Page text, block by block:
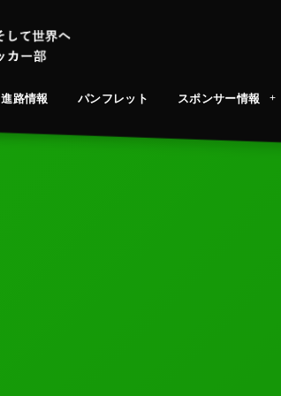
進路情報 パンフレット スポンサー情報